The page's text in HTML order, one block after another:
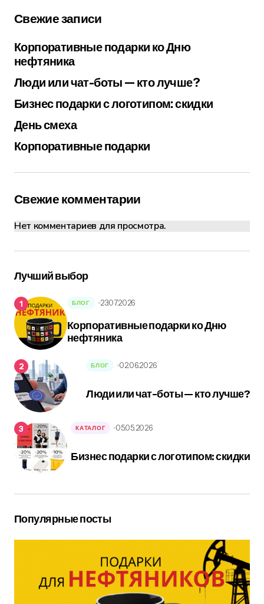
Свежие записи
Корпоративные подарки ко Дню
нефтяника
Люди или чат-боты — кто лучше?
Бизнес подарки с логотипом: скидки
День смеха
Корпоративные подарки
Свежие комментарии
Нет комментариев для просмотра.
Лучший выбор
Корпоративные подарки ко Дню
нефтяника
БЛОГ 23.07.2026
Люди или чат-боты — кто лучше?
БЛОГ 02.06.2026
Бизнес подарки с логотипом: скидки
КАТАЛОГ 05.05.2026
Популярные посты